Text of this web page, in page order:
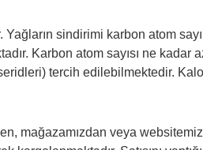
sindirimi karbon atom
Karbon atom sayısı ne
tercih edilebilmektedir.
mağazamızdan veya